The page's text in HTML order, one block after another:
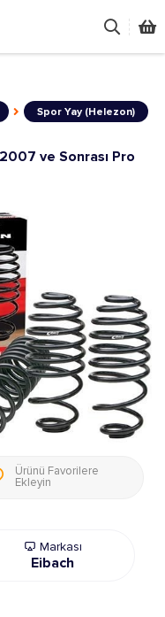
TAMAMI
Spor Yay (Helezon)
ve Sonrası Pro
Ürünü Favorilere
Ekleyin
Markası
Eibach